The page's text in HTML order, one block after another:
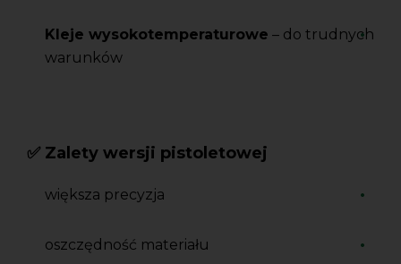
Kleje wysokotemperaturowe – do trudnych
warunków
✅ Zalety wersji pistoletowej
większa precyzja
oszczędność materiału